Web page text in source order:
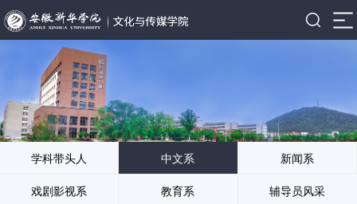
学科带头人 中文系 新闻系
戏剧影视系 教育系 辅导员风采